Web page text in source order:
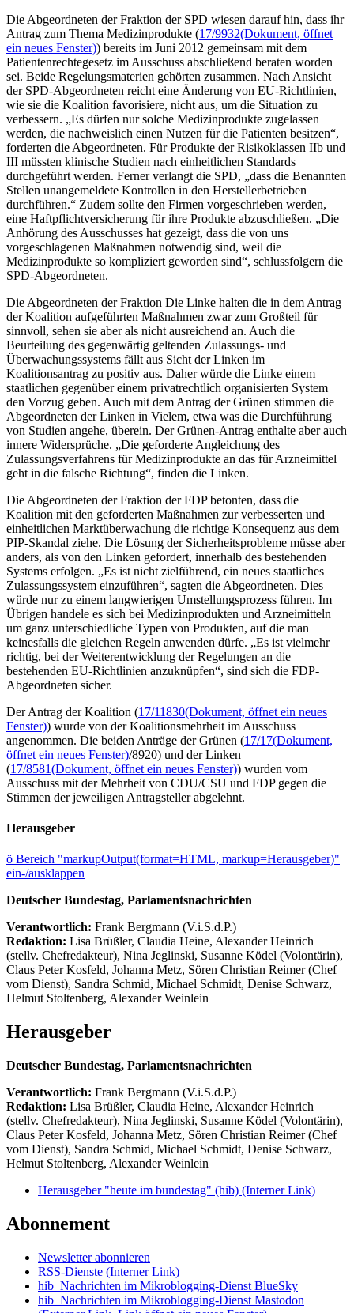
Die Abgeordneten der Fraktion der SPD wiesen darauf hin, dass ihr
Antrag zum Thema Medizinprodukte (17/9932(Dokument, öffnet
ein neues Fenster)) bereits im Juni 2012 gemeinsam mit dem
Patientenrechtegesetz im Ausschuss abschließend beraten worden
sei. Beide Regelungsmaterien gehörten zusammen. Nach Ansicht
der SPD-Abgeordneten reicht eine Änderung von EU-Richtlinien,
wie sie die Koalition favorisiere, nicht aus, um die Situation zu
verbessern. „Es dürfen nur solche Medizinprodukte zugelassen
werden, die nachweislich einen Nutzen für die Patienten besitzen“,
forderten die Abgeordneten. Für Produkte der Risikoklassen IIb und
III müssten klinische Studien nach einheitlichen Standards
durchgeführt werden. Ferner verlangt die SPD, „dass die Benannten
Stellen unangemeldete Kontrollen in den Herstellerbetrieben
durchführen.“ Zudem sollte den Firmen vorgeschrieben werden,
eine Haftpflichtversicherung für ihre Produkte abzuschließen. „Die
Anhörung des Ausschusses hat gezeigt, dass die von uns
vorgeschlagenen Maßnahmen notwendig sind, weil die
Medizinprodukte so kompliziert geworden sind“, schlussfolgern die
SPD-Abgeordneten.
Die Abgeordneten der Fraktion Die Linke halten die in dem Antrag
der Koalition aufgeführten Maßnahmen zwar zum Großteil für
sinnvoll, sehen sie aber als nicht ausreichend an. Auch die
Beurteilung des gegenwärtig geltenden Zulassungs- und
Überwachungssystems fällt aus Sicht der Linken im
Koalitionsantrag zu positiv aus. Daher würde die Linke einem
staatlichen gegenüber einem privatrechtlich organisierten System
den Vorzug geben. Auch mit dem Antrag der Grünen stimmen die
Abgeordneten der Linken in Vielem, etwa was die Durchführung
von Studien angehe, überein. Der Grünen-Antrag enthalte aber auch
innere Widersprüche. „Die geforderte Angleichung des
Zulassungsverfahrens für Medizinprodukte an das für Arzneimittel
geht in die falsche Richtung“, finden die Linken.
Die Abgeordneten der Fraktion der FDP betonten, dass die
Koalition mit den geforderten Maßnahmen zur verbesserten und
einheitlichen Marktüberwachung die richtige Konsequenz aus dem
PIP-Skandal ziehe. Die Lösung der Sicherheitsprobleme müsse aber
anders, als von den Linken gefordert, innerhalb des bestehenden
Systems erfolgen. „Es ist nicht zielführend, ein neues staatliches
Zulassungssystem einzuführen“, sagten die Abgeordneten. Dies
würde nur zu einem langwierigen Umstellungsprozess führen. Im
Übrigen handele es sich bei Medizinprodukten und Arzneimitteln
um ganz unterschiedliche Typen von Produkten, auf die man
keinesfalls die gleichen Regeln anwenden dürfe. „Es ist vielmehr
richtig, bei der Weiterentwicklung der Regelungen an die
bestehenden EU-Richtlinien anzuknüpfen“, sind sich die FDP-
Abgeordneten sicher.
Der Antrag der Koalition (17/11830(Dokument, öffnet ein neues
Fenster)) wurde von der Koalitionsmehrheit im Ausschuss
angenommen. Die beiden Anträge der Grünen (17/17(Dokument,
öffnet ein neues Fenster)/8920) und der Linken
(17/8581(Dokument, öffnet ein neues Fenster)) wurden vom
Ausschuss mit der Mehrheit von CDU/CSU und FDP gegen die
Stimmen der jeweiligen Antragsteller abgelehnt.
Herausgeber
ö Bereich "markupOutput(format=HTML, markup=Herausgeber)"
ein-/ausklappen
Deutscher Bundestag, Parlamentsnachrichten
Verantwortlich: Frank Bergmann (V.i.S.d.P.)
Redaktion: Lisa Brüßler, Claudia Heine, Alexander Heinrich
(stellv. Chefredakteur), Nina Jeglinski, Susanne Ködel (Volontärin),
Claus Peter Kosfeld, Johanna Metz, Sören Christian Reimer (Chef
vom Dienst), Sandra Schmid, Michael Schmidt, Denise Schwarz,
Helmut Stoltenberg, Alexander Weinlein
Herausgeber
Deutscher Bundestag, Parlamentsnachrichten
Verantwortlich: Frank Bergmann (V.i.S.d.P.)
Redaktion: Lisa Brüßler, Claudia Heine, Alexander Heinrich
(stellv. Chefredakteur), Nina Jeglinski, Susanne Ködel (Volontärin),
Claus Peter Kosfeld, Johanna Metz, Sören Christian Reimer (Chef
vom Dienst), Sandra Schmid, Michael Schmidt, Denise Schwarz,
Helmut Stoltenberg, Alexander Weinlein
Herausgeber "heute im bundestag" (hib) (Interner Link)
Abonnement
Newsletter abonnieren
RSS-Dienste (Interner Link)
hib_Nachrichten im Mikroblogging-Dienst BlueSky
hib_Nachrichten im Mikroblogging-Dienst Mastodon